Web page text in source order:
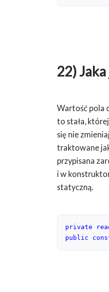
22)
Wartość pola
to stała,
się nie
traktowane
przypisana
i w
statyczną.
private
public